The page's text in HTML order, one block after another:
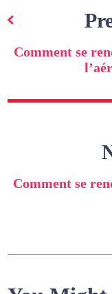
de
l’article
Comment se
Comment se